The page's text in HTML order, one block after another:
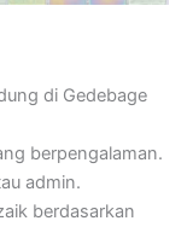
di Gedebage
berpengalaman.
admin.
berdasarkan